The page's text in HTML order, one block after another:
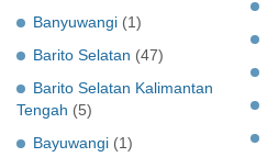
Banyuwangi (1)
Barito Selatan (47)
Barito Selatan Kalimantan
Tengah (5)
Bayuwangi (1)